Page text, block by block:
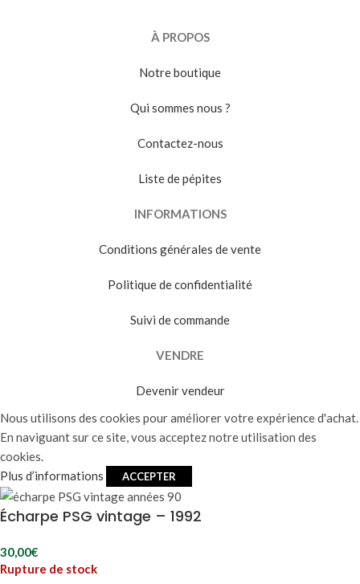
À PROPOS
Notre boutique
Qui sommes nous ?
Contactez-nous
Liste de pépites
INFORMATIONS
Conditions générales de vente
Politique de confidentialité
Suivi de commande
VENDRE
Devenir vendeur
Nous utilisons des cookies pour améliorer votre expérience d'achat.
En naviguant sur ce site, vous acceptez notre utilisation des
cookies.
Plus d’informations
ACCEPTER
Écharpe PSG vintage – 1992
30,00€
Rupture de stock